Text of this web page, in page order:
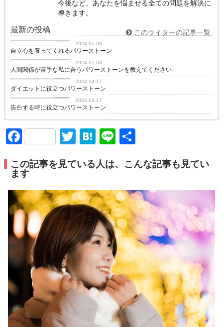
今後など、あなたを悩ませる全ての問題を解決に
導きます。
最新の投稿 このライターの記事一覧
2024.05.08
自立心を養ってくれるパワーストーン
love
2024.05.08
人間関係が苦手な私に合うパワーストーンを教えてください
love
2024.04.17
ダイエットに役立つパワーストーン
love
2024.04.17
告白する時に役立つパワーストーン
FacebookTwitter
Hatena
Line
この記事を見ている人は、こんな記事も見てい
ます